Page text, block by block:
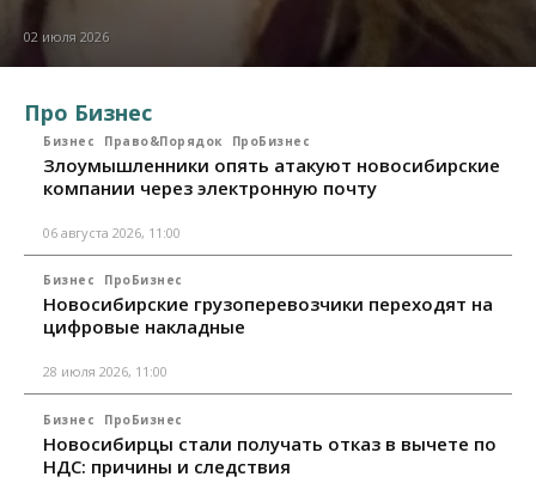
02 июля 2026
Про Бизнес
Бизнес Право&Порядок ПроБизнес
Злоумышленники опять атакуют новосибирские
компании через электронную почту
06 августа 2026, 11:00
Бизнес ПроБизнес
Новосибирские грузоперевозчики переходят на
цифровые накладные
28 июля 2026, 11:00
Бизнес ПроБизнес
Новосибирцы стали получать отказ в вычете по
НДС: причины и следствия